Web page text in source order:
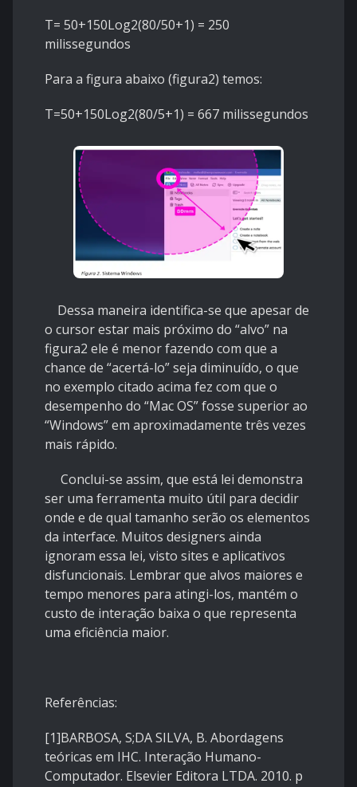
T= 50+150Log2(80/50+1) = 250
milissegundos
Para a figura abaixo (figura2) temos:
T=50+150Log2(80/5+1) = 667 milissegundos
Dessa maneira identifica-se que apesar de
o cursor estar mais próximo do “alvo” na
figura2 ele é menor fazendo com que a
chance de “acertá-lo” seja diminuído, o que
no exemplo citado acima fez com que o
desempenho do “Mac OS” fosse superior ao
“Windows” em aproximadamente três vezes
mais rápido.
Conclui-se assim, que está lei demonstra
ser uma ferramenta muito útil para decidir
onde e de qual tamanho serão os elementos
da interface. Muitos designers ainda
ignoram essa lei, visto sites e aplicativos
disfuncionais. Lembrar que alvos maiores e
tempo menores para atingi-los, mantém o
custo de interação baixa o que representa
uma eficiência maior.
Referências:
[1]BARBOSA, S;DA SILVA, B. Abordagens
teóricas em IHC. Interação Humano-
Computador. Elsevier Editora LTDA. 2010. p